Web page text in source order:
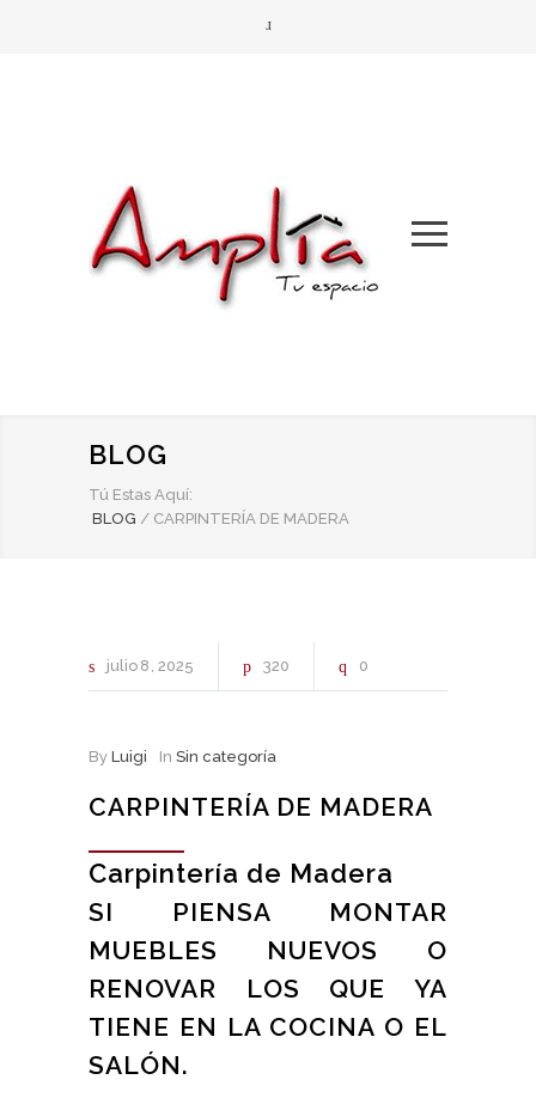
BLOG
Tú Estas Aquí:
BLOG / CARPINTERÍA DE MADERA
julio 8 2025 320 0
By Luigi In Sin categoría
CARPINTERÍA DE MADERA
Carpintería de Madera
SI PIENSA MONTAR
MUEBLES NUEVOS O
RENOVAR LOS QUE YA
TIENE EN LA COCINA O EL
SALÓN.